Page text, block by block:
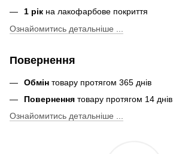
1 рік на лакофарбове покриття
Ознайомитись детальніше ...
Повернення
Обмін товару протягом 365 днів
Повернення товару протягом 14 днів
Ознайомитись детальніше ...